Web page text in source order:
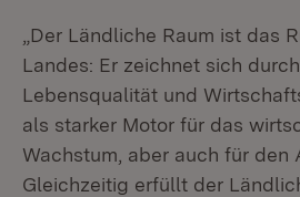
„Der Ländliche Raum ist das
Landes: Er zeichnet sich
Lebensqualität und
als starker Motor für das
Wachstum, aber auch für den
Gleichzeitig erfüllt der